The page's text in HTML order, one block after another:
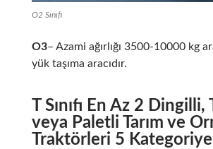
O2 Sınıfı
O3– Azami ağırlığı 3500-10000 kg
yük taşıma aracıdır.
T Sınıfı En Az 2
veya Paletli Tarım ve
Traktörleri 5 Kategoriye